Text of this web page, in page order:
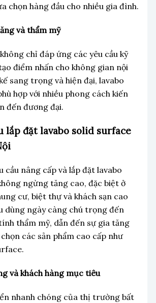
chọn hàng đầu cho nhiều gia đình.
và thẩm mỹ
chỉ đáp ứng các yêu cầu kỹ
điểm nhấn cho không gian nội
sang trọng và hiện đại, lavabo
hợp với nhiều phong cách kiến
đến đương đại.
lắp đặt lavabo solid surface
cầu nâng cấp và lắp đặt lavabo
ngừng tăng cao, đặc biệt ở
cư, biệt thự và khách sạn cao
dùng ngày càng chú trọng đến
thẩm mỹ, dẫn đến sự gia tăng
các sản phẩm cao cấp như
và khách hàng mục tiêu
nhanh chóng của thị trường bất